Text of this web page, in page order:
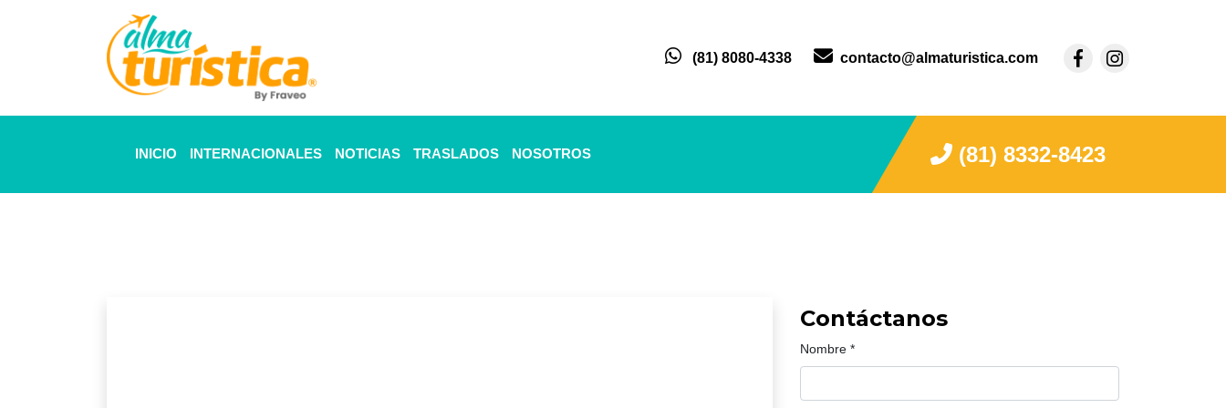
(81) 8080-4338 contacto@almaturistica.com
INICIO INTERNACIONALES NOTICIAS TRASLADOS NOSOTROS (81) 8332-8423
Contáctanos
Nombre *